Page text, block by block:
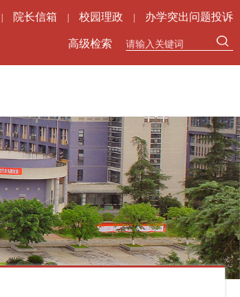
院长信箱 校园理政 办学突出问题投诉
高级检索